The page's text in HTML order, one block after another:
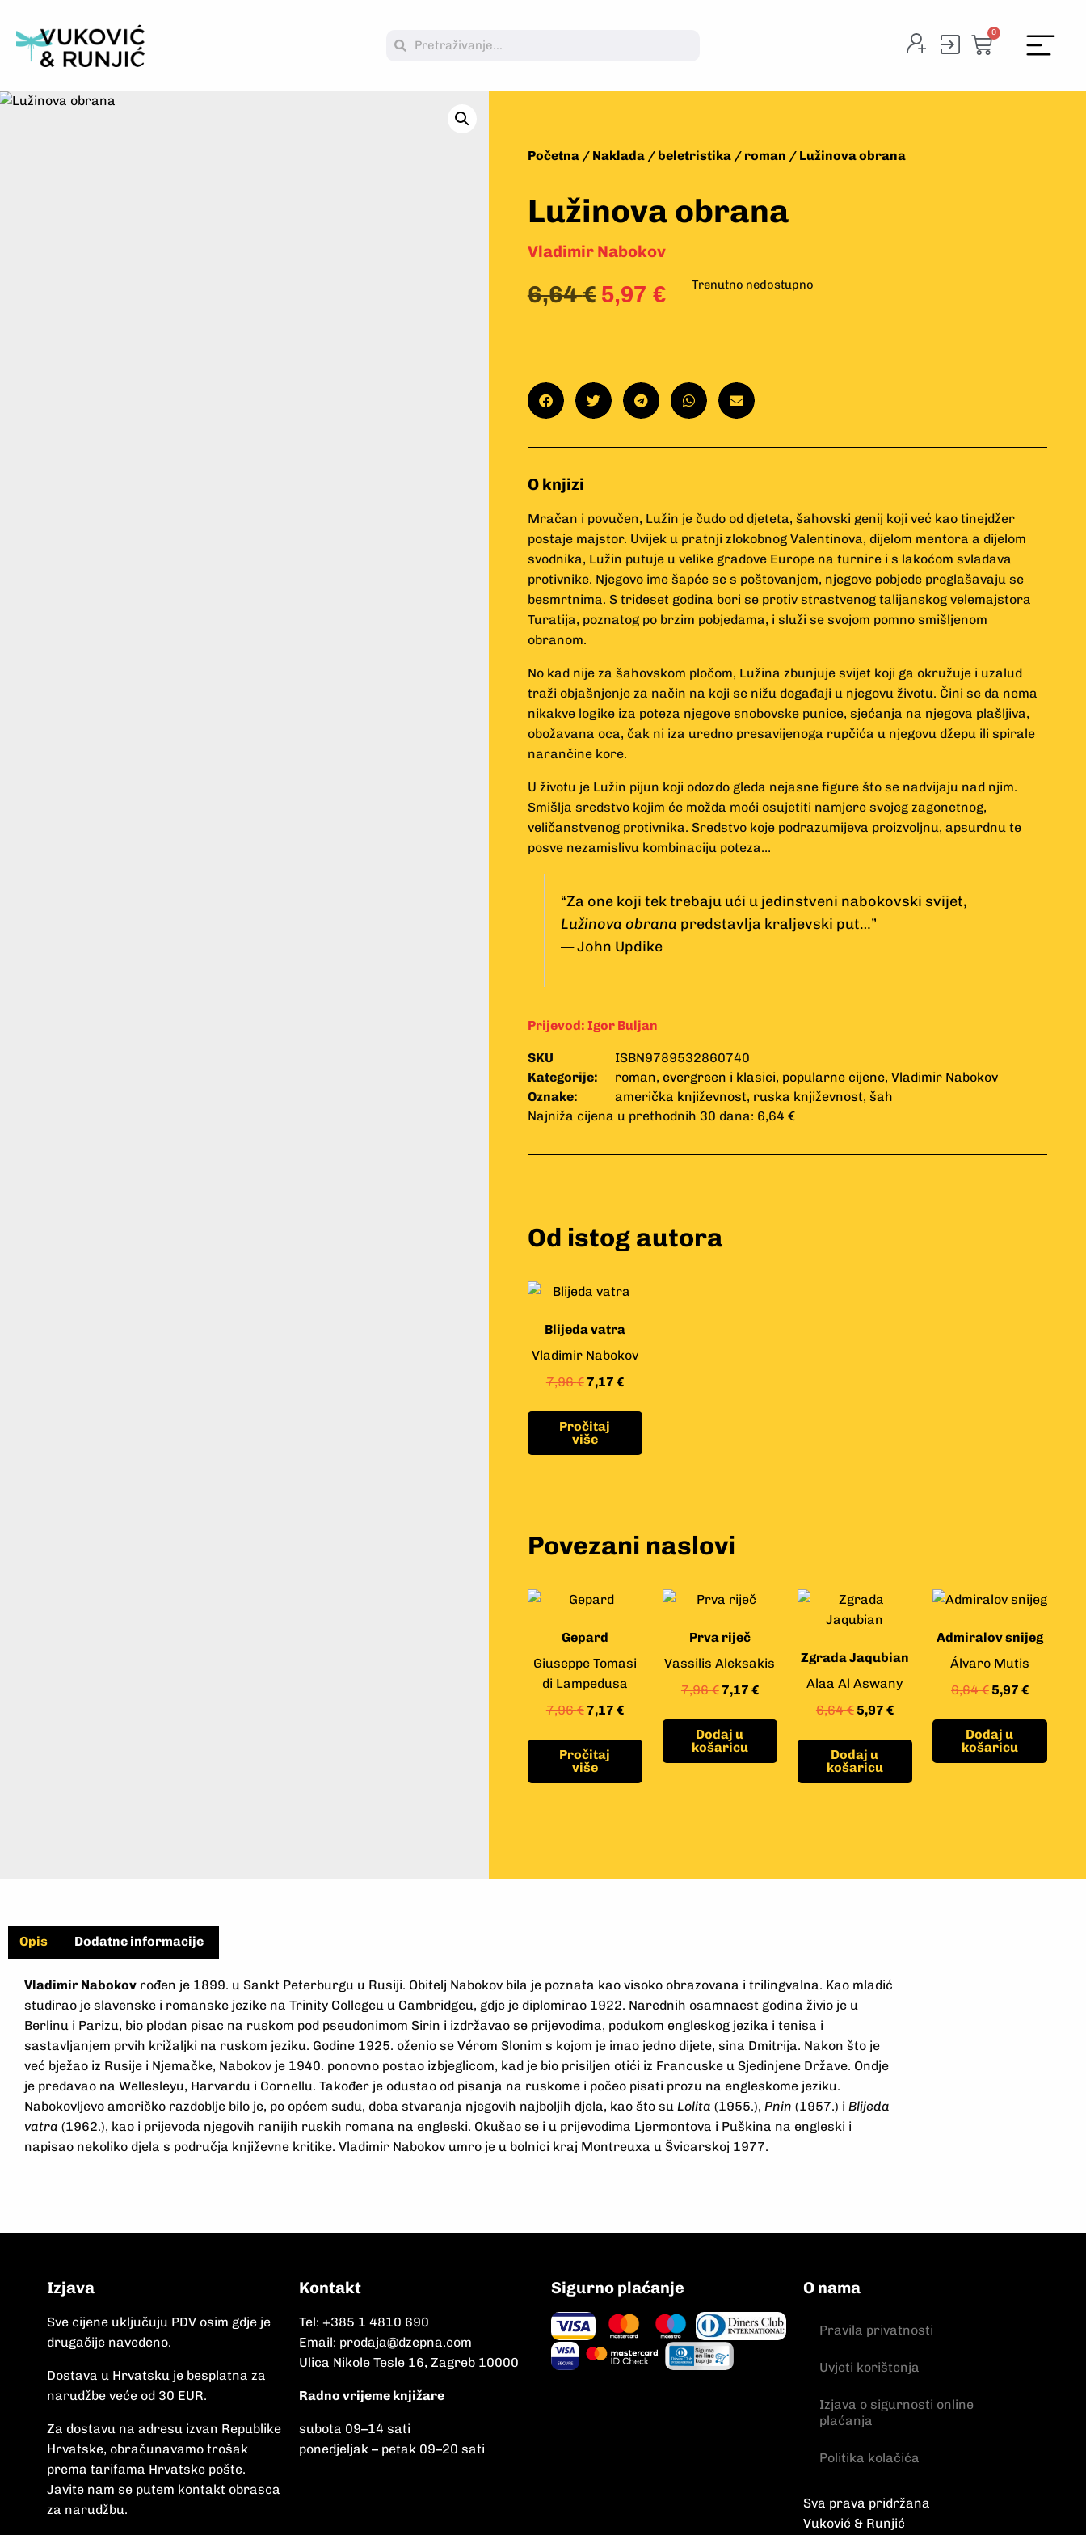
0
Početna/ Naklada/ beletristika/ roman / Lužinova obrana
Lužinova obrana
Vladimir Nabokov
6,64€ 5,97 € Trenutno nedostupno
O knjizi
Mračan i povučen, Lužin je čudo od djeteta, šahovski genij koji već kao tinejdžer
postaje majstor. Uvijek u pratnji zlokobnog Valentinova, dijelom mentora a dijelom
svodnika, Lužin putuje u velike gradove Europe na turnire i s lakoćom svladava
protivnike. Njegovo ime šapće se s poštovanjem, njegove pobjede proglašavaju se
besmrtnima. S trideset godina bori se protiv strastvenog talijanskog velemajstora
Turatija, poznatog po brzim pobjedama, i služi se svojom pomno smišljenom
obranom.
No kad nije za šahovskom pločom, Lužina zbunjuje svijet koji ga okružuje i uzalud
traži objašnjenje za način na koji se nižu događaji u njegovu životu. Čini se da nema
nikakve logike iza poteza njegove snobovske punice, sjećanja na njegova plašljiva,
obožavana oca, čak ni iza uredno presavijenoga rupčića u njegovu džepu ili spirale
narančine kore.
U životu je Lužin pijun koji odozdo gleda nejasne figure što se nadvijaju nad njim.
Smišlja sredstvo kojim će možda moći osujetiti namjere svojeg zagonetnog,
veličanstvenog protivnika. Sredstvo koje podrazumijeva proizvoljnu, apsurdnu te
posve nezamislivu kombinaciju poteza…
“Za one koji tek trebaju ući u jedinstveni nabokovski svijet,
Lužinova obrana predstavlja kraljevski put…”
— John Updike
Prijevod: Igor Buljan
SKU
ISBN9789532860740
Kategorije:
roman, evergreen i klasici, popularne cijene, Vladimir Nabokov
Oznake:
američka književnost, ruska književnost, šah
Najniža cijena u prethodnih 30 dana: 6,64 €
Od istog autora
Blijeda vatra
Vladimir Nabokov
7,96€ 7,17 €
Pročitaj
više
Povezani naslovi
Gepard
Giuseppe Tomasi
di Lampedusa
7,96€ 7,17 €
Pročitaj
više
Prva riječ
Vassilis Aleksakis
7,96€ 7,17 €
Dodaj u
košaricu
Zgrada Jaqubian
Alaa Al Aswany
6,64€5,97 €
Dodaj u
košaricu
Admiralov snijeg
Álvaro Mutis
6,64€5,97 €
Dodaj u
košaricu
Opis Dodatne informacije
Vladimir Nabokov rođen je 1899. u Sankt Peterburgu u Rusiji. Obitelj Nabokov bila je poznata kao visoko obrazovana i trilingvalna. Kao mladić
studirao je slavenske i romanske jezike na Trinity Collegeu u Cambridgeu, gdje je diplomirao 1922. Narednih osamnaest godina živio je u
Berlinu i Parizu, bio plodan pisac na ruskom pod pseudonimom Sirin i izdržavao se prijevodima, podukom engleskog jezika i tenisa i
sastavljanjem prvih križaljki na ruskom jeziku. Godine 1925. oženio se Vérom Slonim s kojom je imao jedno dijete, sina Dmitrija. Nakon što je
već bježao iz Rusije i Njemačke, Nabokov je 1940. ponovno postao izbjeglicom, kad je bio prisiljen otići iz Francuske u Sjedinjene Države. Ondje
je predavao na Wellesleyu, Harvardu i Cornellu. Također je odustao od pisanja na ruskome i počeo pisati prozu na engleskome jeziku.
Nabokovljevo američko razdoblje bilo je, po općem sudu, doba stvaranja njegovih najboljih djela, kao što su Lolita (1955.), Pnin (1957.) i Blijeda
vatra (1962.), kao i prijevoda njegovih ranijih ruskih romana na engleski. Okušao se i u prijevodima Ljermontova i Puškina na engleski i
napisao nekoliko djela s područja književne kritike. Vladimir Nabokov umro je u bolnici kraj Montreuxa u Švicarskoj 1977.
Izjava
Sve cijene uključuju PDV osim gdje je
drugačije navedeno.
Dostava u Hrvatsku je besplatna za
narudžbe veće od 30 EUR.
Za dostavu na adresu izvan Republike
Hrvatske, obračunavamo trošak
prema tarifama Hrvatske pošte.
Javite nam se putem kontakt obrasca
za narudžbu.
Kontakt
Tel: +385 1 4810 690
Email: prodaja@dzepna.com
Ulica Nikole Tesle 16, Zagreb 10000
Radno vrijeme knjižare
subota 09–14 sati
ponedjeljak – petak 09–20 sati
Sigurno plaćanje O nama
Pravila privatnosti
Uvjeti korištenja
Izjava o sigurnosti online
plaćanja
Politika kolačića
Sva prava pridržana
Vuković & Runjić